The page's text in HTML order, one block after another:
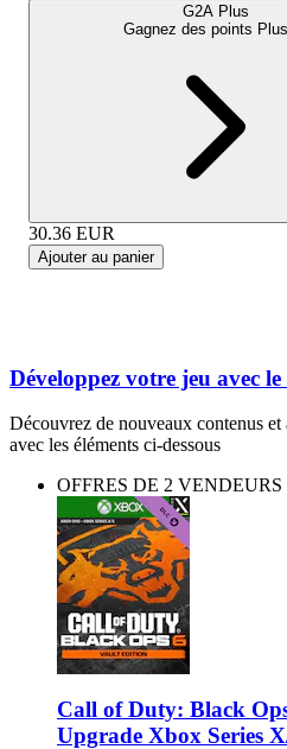
G2A Plus
Gagnez des points
30.36 EUR
Ajouter au panier
Développez votre jeu avec
Découvrez de nouveaux contenus
avec les éléments ci-dessous
OFFRES DE 2 VENDEURS
Call of Duty: Black
Upgrade Xbox Series